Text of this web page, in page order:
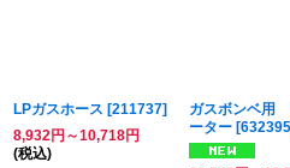
LPガスホース [211737]
8,932円 ～10,718円
(税込)
ガスボンベ用
ーター [632395